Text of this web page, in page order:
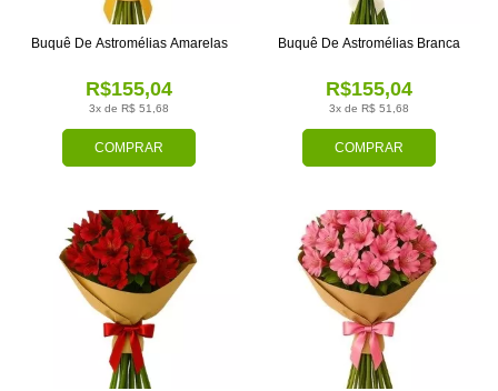
COMPRAR
3x de R$ 51,68
R$155,04
Buquê De Astromélias Amarelas
COMPRAR
3x de R$ 51,68
R$155,04
Buquê De Astromélias Branca